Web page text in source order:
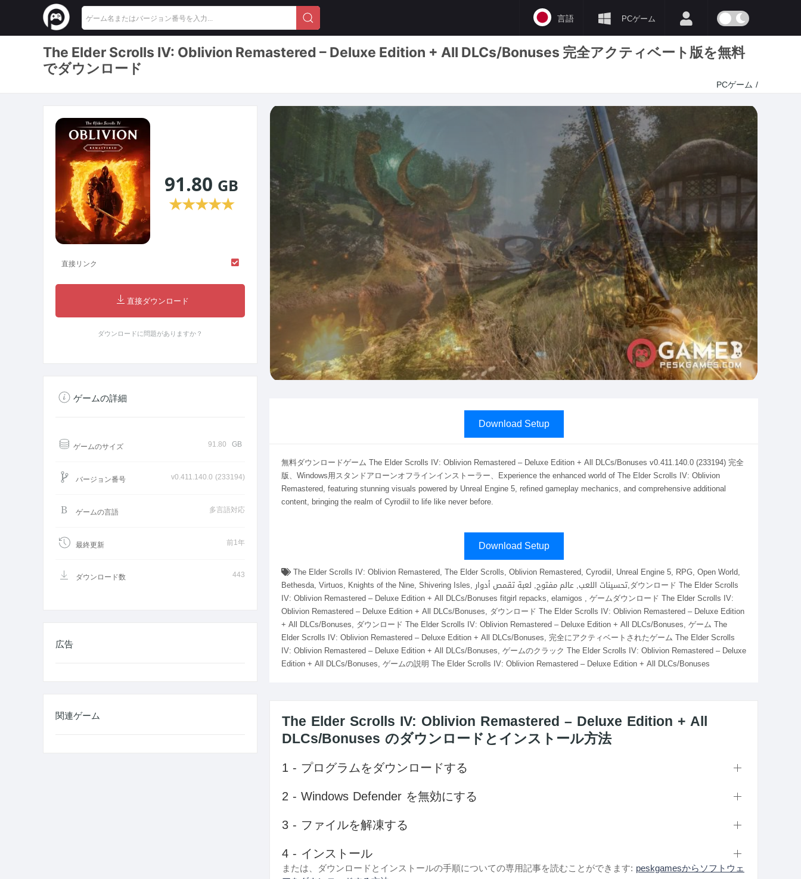
PCゲーム
言語
The Elder Scrolls IV: Oblivion Remastered – Deluxe Edition + All DLCs/Bonuses 完全アクティベート版を無料
でダウンロード
PCゲーム /
Download Setup
無料ダウンロードゲーム The Elder Scrolls IV: Oblivion Remastered – Deluxe Edition + All DLCs/Bonuses v0.411.140.0 (233194) 完全
版、Windows用スタンドアローンオフラインインストーラー、Experience the enhanced world of The Elder Scrolls IV: Oblivion
Remastered, featuring stunning visuals powered by Unreal Engine 5, refined gameplay mechanics, and comprehensive additional
content, bringing the realm of Cyrodiil to life like never before.
Download Setup
The Elder Scrolls IV: Oblivion Remastered, The Elder Scrolls, Oblivion Remastered, Cyrodiil, Unreal Engine 5, RPG, Open World,
Bethesda, Virtuos, Knights of the Nine, Shivering Isles, تحسينات اللعب, عالم مفتوح, لعبة تقمص أدوار,ダウンロード The Elder Scrolls
IV: Oblivion Remastered – Deluxe Edition + All DLCs/Bonuses fitgirl repacks, elamigos , ゲームダウンロード The Elder Scrolls IV:
Oblivion Remastered – Deluxe Edition + All DLCs/Bonuses, ダウンロード The Elder Scrolls IV: Oblivion Remastered – Deluxe Edition
+ All DLCs/Bonuses, ダウンロード The Elder Scrolls IV: Oblivion Remastered – Deluxe Edition + All DLCs/Bonuses, ゲーム The
Elder Scrolls IV: Oblivion Remastered – Deluxe Edition + All DLCs/Bonuses, 完全にアクティベートされたゲーム The Elder Scrolls
IV: Oblivion Remastered – Deluxe Edition + All DLCs/Bonuses, ゲームのクラック The Elder Scrolls IV: Oblivion Remastered – Deluxe
Edition + All DLCs/Bonuses, ゲームの説明 The Elder Scrolls IV: Oblivion Remastered – Deluxe Edition + All DLCs/Bonuses
The Elder Scrolls IV: Oblivion Remastered – Deluxe Edition + All
DLCs/Bonuses のダウンロードとインストール方法
1 - プログラムをダウンロードする
2 - Windows Defender を無効にする
3 - ファイルを解凍する
4 - インストール
または、ダウンロードとインストールの手順についての専用記事を読むことができます: peskgamesからソフトウェ
91.80 GB
★★★★★
直接リンク
直接ダウンロード
ダウンロードに問題がありますか？
ゲームの詳細
ゲームのサイズ 91.80 GB
バージョン番号 v0.411.140.0 (233194)
ゲームの言語 多言語対応
最終更新 前1年
ダウンロード数 443
広告
関連ゲーム